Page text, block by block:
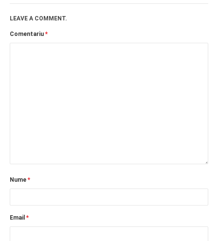
LEAVE A COMMENT.
Comentariu *
Nume *
Email *